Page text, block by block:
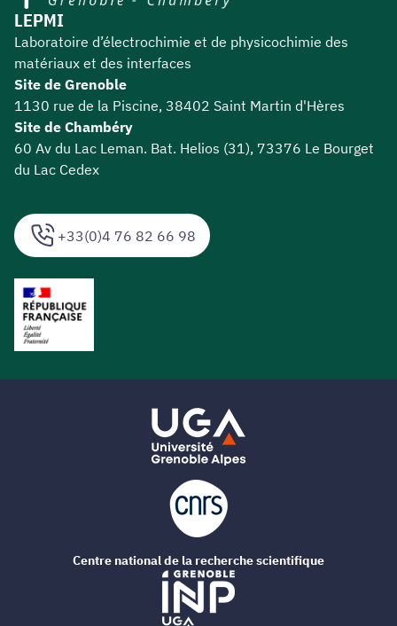
+33(0)4 76 82 66 98
LEPMI
Laboratoire d’électrochimie et de physicochimie des
matériaux et des interfaces
Site de Grenoble
1130 rue de la Piscine, 38402 Saint Martin d'Hères
Site de Chambéry
60 Av du Lac Leman. Bat. Helios (31), 73376 Le Bourget
du Lac Cedex
Centre national de la recherche scientifique